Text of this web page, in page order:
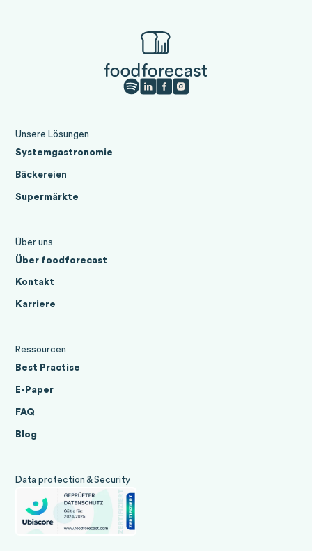
Unsere Lösungen
Systemgastronomie
Bäckereien
Supermärkte
Über uns
Über foodforecast
Kontakt
Karriere
Ressourcen
Best Practise
E-Paper
FAQ
Blog
Data protection & Security